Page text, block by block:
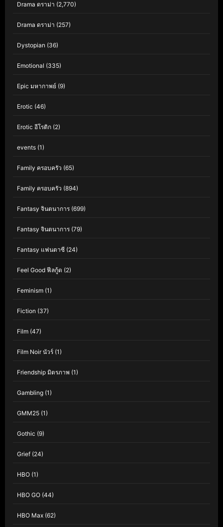
Drama ดราม่า (2,770)
Drama ดราม่า (257)
Dystopian (36)
Emotional (335)
Epic มหากาพย์ (9)
Erotic (46)
Erotic อีโรติก (2)
events (1)
Family ครอบครัว (65)
Family ครอบครัว (894)
Fantasy จินตนาการ (699)
Fantasy จินตนาการ (79)
Fantasy แฟนตาซี (24)
Feel Good ฟีลกู้ด (2)
Feminism (1)
Fiction (37)
Film (47)
Film Noir นัวร์ (1)
Friendship มิตรภาพ (1)
Gambling (1)
GMM25 (1)
Gothic (9)
Grief (24)
HBO (1)
HBO GO (44)
HBO Max (62)